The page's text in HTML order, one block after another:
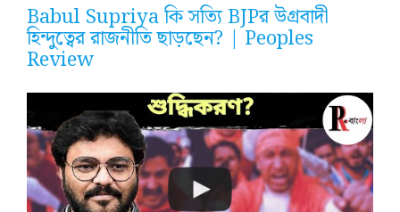
Babul Supriya কি সত্যি BJPর উগ্রবাদী
হিন্দুত্বের রাজনীতি ছাড়ছেন? | Peoples
Review